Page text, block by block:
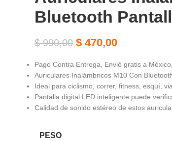
Bluetooth
$990,00 $470,00
Pago Contra Entrega, Envió gratis a
Auriculares Inalámbricos M10 Con
Ideal para ciclismo, correr, fitness, esquí,
Pantalla digital LED inteligente puede
Calidad de sonido estéreo de estos
PESO